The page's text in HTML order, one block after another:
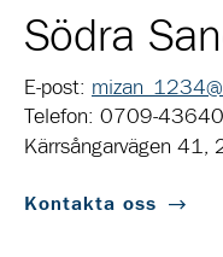
Södra
E-post:
Telefon: 0709-
Kärrsångarvägen 41,
Kontakta oss